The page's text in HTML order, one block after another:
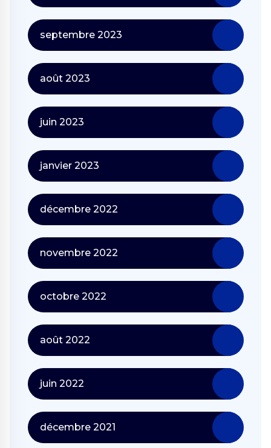
septembre 2023
août 2023
juin 2023
janvier 2023
décembre 2022
novembre 2022
octobre 2022
août 2022
juin 2022
décembre 2021